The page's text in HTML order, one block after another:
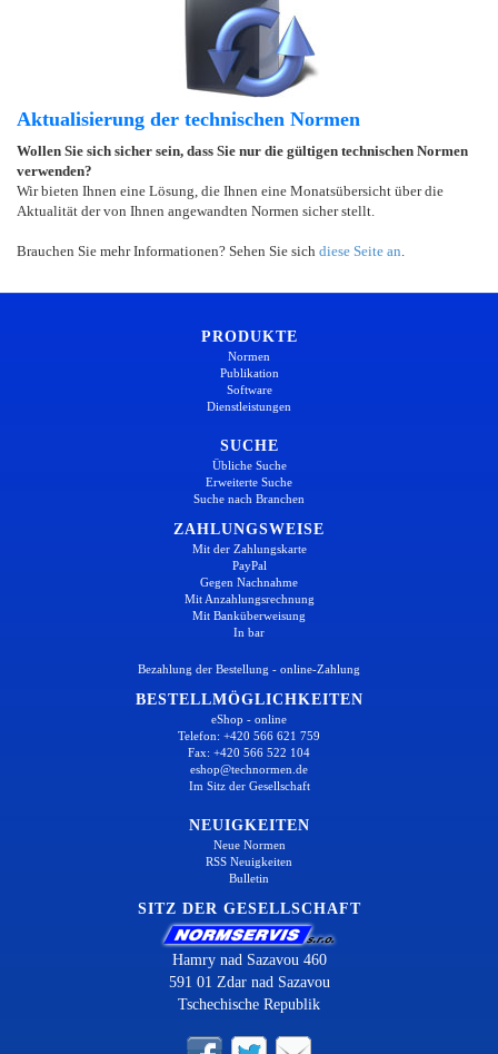
Aktualisierung der technischen Normen
Wollen Sie sich sicher sein, dass Sie nur die gültigen technischen Normen
verwenden?
Wir bieten Ihnen eine Lösung, die Ihnen eine Monatsübersicht über die
Aktualität der von Ihnen angewandten Normen sicher stellt.
Brauchen Sie mehr Informationen? Sehen Sie sich diese Seite an
PRODUKTE
Normen
Publikation
Software
Dienstleistungen
SUCHE
Übliche Suche
Erweiterte Suche
Suche nach Branchen
ZAHLUNGSWEISE
Mit der Zahlungskarte
PayPal
Gegen Nachnahme
Mit Anzahlungsrechnung
Mit Banküberweisung
In bar
Bezahlung der Bestellung - online-Zahlung
BESTELLMÖGLICHKEITEN
eShop - online
Telefon: +420 566 621 759
Fax: +420 566 522 104
eshop@technormen.de
Im Sitz der Gesellschaft
NEUIGKEITEN
Neue Normen
RSS Neuigkeiten
Bulletin
SITZ DER GESELLSCHAFT
Hamry nad Sazavou 460
591 01 Zdar nad Sazavou
Tschechische Republik